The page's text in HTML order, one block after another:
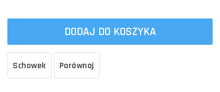
DODAJ DO KOSZYKA
Schowek Porównaj